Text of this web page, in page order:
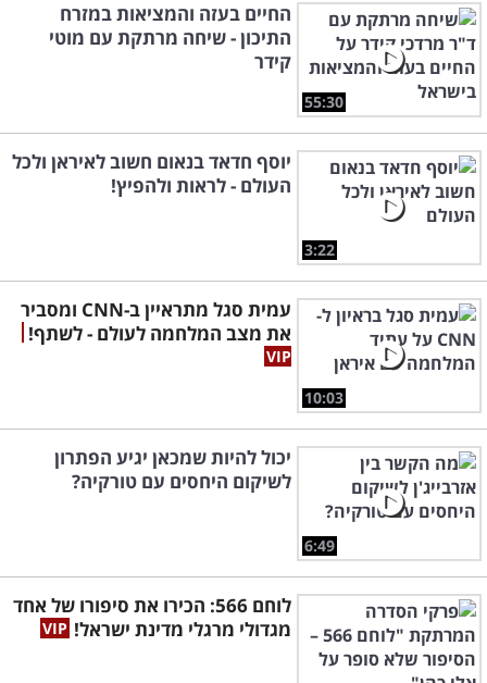
55:30
החיים בעזה והמציאות במזרח
התיכון - שיחה מרתקת עם מוטי
קידר
3:22
יוסף חדאד בנאום חשוב לאיראן ולכל
העולם - לראות ולהפיץ!
10:03
עמית סגל מתראיין ב-CNN ומסביר
את מצב המלחמה לעולם - לשתף!
6:49
יכול להיות שמכאן יגיע הפתרון
לשיקום היחסים עם טורקיה?
לוחם 566: הכירו את סיפורו של אחד
מגדולי מרגלי מדינת ישראל!